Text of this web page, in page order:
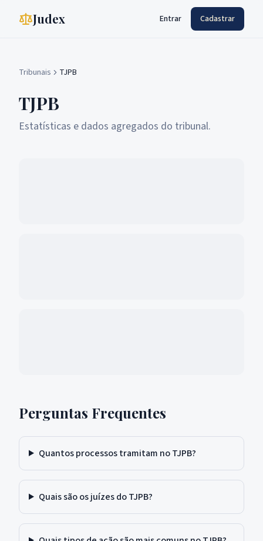
Judex Entrar Cadastrar
Tribunais TJPB
TJPB
Estatísticas e dados agregados do tribunal.
Perguntas Frequentes
Quantos processos tramitam no TJPB?
Quais são os juízes do TJPB?